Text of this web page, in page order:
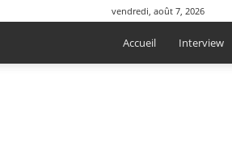
vendredi, août 7, 2026
Accueil Interview